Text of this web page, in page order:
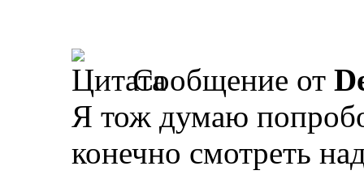
Сообщение от
Я тож думаю
конечно смотреть